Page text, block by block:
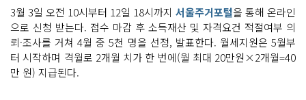
3월 3일 오전 10시부터 12일 18시까지 서울주거포털을 통해 온라인
으로 신청 받는다. 접수 마감 후 소득재산 및 자격요건 적절여부 의
뢰·조사를 거쳐 4월 중 5천 명을 선정, 발표한다. 월세지원은 5월부
터 시작하며 격월로 2개월 치가 한 번에(월 최대 20만원×2개월=40
만 원) 지급된다.